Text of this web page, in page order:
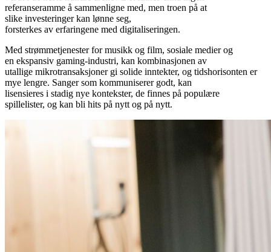
referanseramme å sammenligne med, men troen på at
slike investeringer kan lønne seg,
forsterkes av erfaringene med digitaliseringen.
Med strømmetjenester for musikk og film, sosiale medier og
en ekspansiv gaming-industri, kan kombinasjonen av
utallige mikrotransaksjoner gi solide inntekter, og tidshorisonten er
mye lengre. Sanger som kommuniserer godt, kan
lisensieres i stadig nye kontekster, de finnes på populære
spillelister, og kan bli hits på nytt og på nytt.